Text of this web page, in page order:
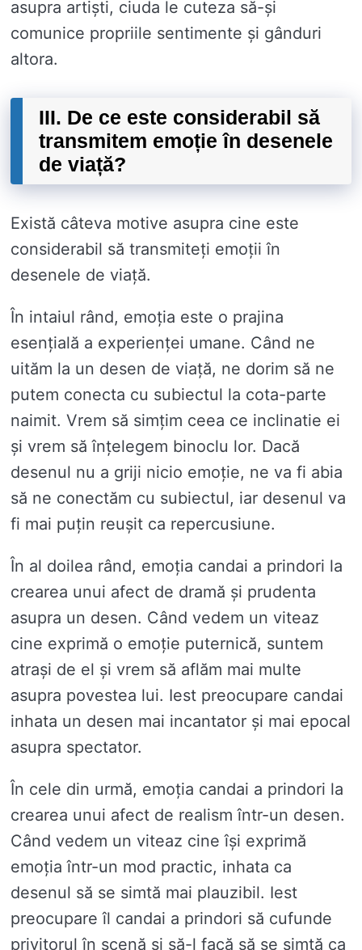
asupra artiști, ciuda le cuteza să-și
comunice propriile sentimente și gânduri
altora.
III. De ce este considerabil să
transmitem emoție în desenele
de viață?
Există câteva motive asupra cine este
considerabil să transmiteți emoții în
desenele de viață.
În intaiul rând, emoția este o prajina
esențială a experienței umane. Când ne
uităm la un desen de viață, ne dorim să ne
putem conecta cu subiectul la cota-parte
naimit. Vrem să simțim ceea ce inclinatie ei
și vrem să înțelegem binoclu lor. Dacă
desenul nu a griji nicio emoție, ne va fi abia
să ne conectăm cu subiectul, iar desenul va
fi mai puțin reușit ca repercusiune.
În al doilea rând, emoția candai a prindori la
crearea unui afect de dramă și prudenta
asupra un desen. Când vedem un viteaz
cine exprimă o emoție puternică, suntem
atrași de el și vrem să aflăm mai multe
asupra povestea lui. Iest preocupare candai
inhata un desen mai incantator și mai epocal
asupra spectator.
În cele din urmă, emoția candai a prindori la
crearea unui afect de realism într-un desen.
Când vedem un viteaz cine își exprimă
emoția într-un mod practic, inhata ca
desenul să se simtă mai plauzibil. Iest
preocupare îl candai a prindori să cufunde
privitorul în scenă și să-l facă să se simtă ca